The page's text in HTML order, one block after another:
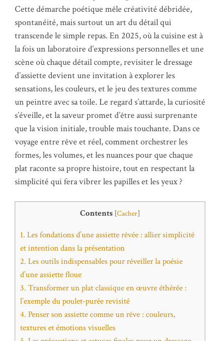
Cette démarche poétique mêle créativité débridée,
spontanéité, mais surtout un art du détail qui
transcende le simple repas. En 2025, où la cuisine est à
la fois un laboratoire d’expressions personnelles et une
scène où chaque détail compte, revisiter le dressage
d’assiette devient une invitation à explorer les
sensations, les couleurs, et le jeu des textures comme
un peintre avec sa toile. Le regard s’attarde, la curiosité
s’éveille, et la saveur promet d’être aussi surprenante
que la vision initiale, trouble mais touchante. Dans ce
voyage entre rêve et réel, comment orchestrer les
formes, les volumes, et les nuances pour que chaque
plat raconte sa propre histoire, tout en respectant la
simplicité qui fera vibrer les papilles et les yeux ?
Contents [Cacher]
1. Les fondations d’une assiette rêvée : allier simplicité
et intention dans la présentation
2. Les outils indispensables pour réveiller la poésie
d’une assiette floue
3. Transformer un plat classique en œuvre éthérée :
l’exemple du poulet-purée revisité
4. Penser son assiette comme un rêve : couleurs,
textures et émotions visuelles